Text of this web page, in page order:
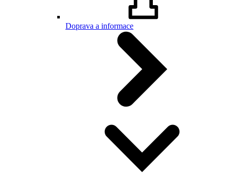
Doprava a informace